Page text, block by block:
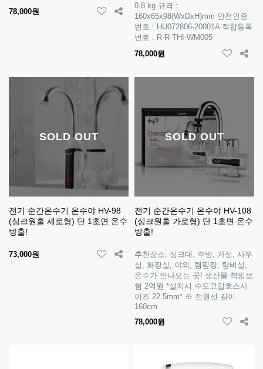
78,000원
0.8 kg 규격 :
160x65x98(WxDxH)mm 안전인증
번호 : HU072806-20001A 적합등록
번호 : R-R-THI-WM005
78,000원
SOLD OUT
전기 순간온수기 온수야 HV-98
(싱크원홀 세로형) 단 1초면 온수
방출!
73,000원
SOLD OUT
전기 순간온수기 온수야 HV-108
(싱크원홀 가로형) 단 1초면 온수
방출!
추천장소: 싱크대, 주방, 가정, 사무
실, 화장실, 야외, 캠핑장, 탕비실,
온수가 안나오는 곳! 생산물 책임보
험 2억원 *설치시 수도고압호스사
이즈 22.5mm* ※ 전원선 길이
160cm
78,000원